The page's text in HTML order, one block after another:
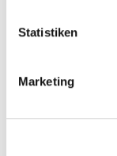
Statistiken
Marketing